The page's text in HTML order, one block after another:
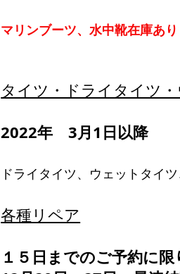
マリンブーツ、水中靴在庫あ
タイツ・ドライタイツ
2022年　3月1日以降
ドライタイツ、ウェットタイ
各種リペア
１５日までのご予約に限